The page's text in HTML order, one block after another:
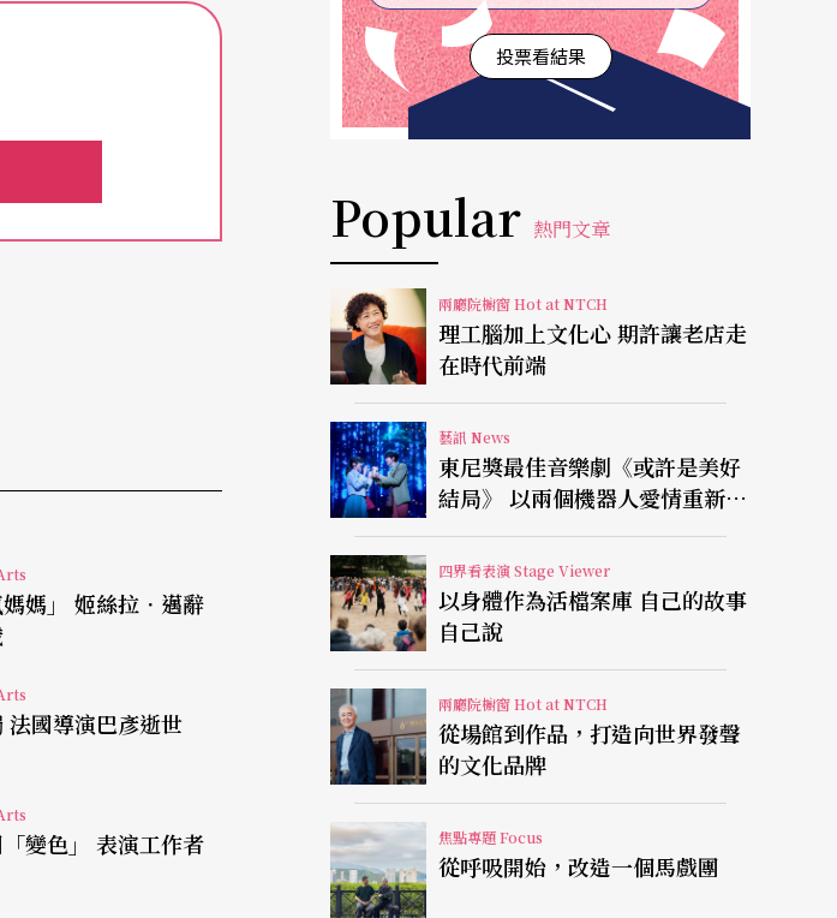
未解決，高牆仍然破
意義。去年九月的立
多年來穩坐席位的議
而前次選舉藝術家周
制度的問題和爭取
機制，與以往只由董
使是微小的動作，也
二○一三年的選舉，
主要是屬改革派的陣
，但要改變固有體制
，理論上這一年進行
拉．邁辭
一生早慧孤獨 法國導演巴彥逝世
表演工作者
投票看結果
Popular 熱門文章
兩廳院櫥窗 Hot at NTCH
理工腦加上文化心 期許讓老店走
在時代前端
藝訊 News
東尼獎最佳音樂劇《或許是美好
結局》 以兩個機器人愛情重新凝
視有限人生
四界看表演 Stage Viewer
以身體作為活檔案庫 自己的故事
自己說
兩廳院櫥窗 Hot at NTCH
從場館到作品，打造向世界發聲
的文化品牌
焦點專題 Focus
從呼吸開始，改造一個馬戲團